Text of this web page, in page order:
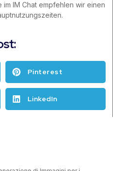
IM Chat empfehlen wir einen
Pinterest
LinkedIn